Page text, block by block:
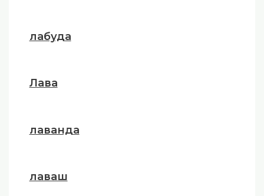
лабуда
Лава
лаванда
лаваш